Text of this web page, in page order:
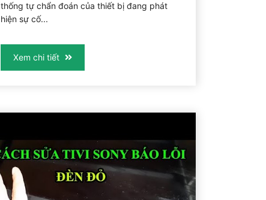
thống tự chẩn đoán của thiết bị đang phát
hiện sự cố...
Xem chi tiết